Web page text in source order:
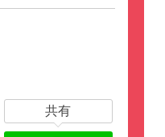
共有